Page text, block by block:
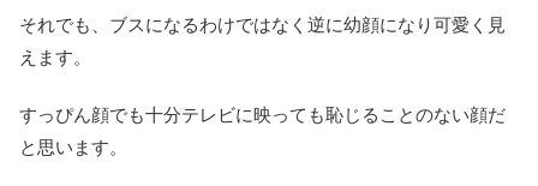
それでも、ブスになるわけではなく逆に幼顔になり可愛く見
えます。
すっぴん顔でも十分テレビに映っても恥じることのない顔だ
と思います。